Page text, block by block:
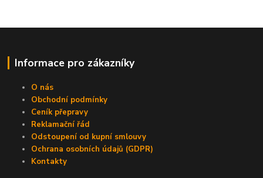
Informace pro zákazníky
O nás
Obchodní podmínky
Ceník přepravy
Reklamační řád
Odstoupení od kupní smlouvy
Ochrana osobních údajů (GDPR)
Kontakty